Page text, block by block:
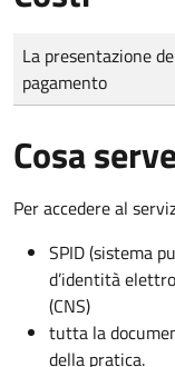
Tipo di pagamento
Importo
La presentazione
pagamento
Cosa
Per accedere al
SPID (sistema
d’identità
(CNS)
tutta la
della pratica.